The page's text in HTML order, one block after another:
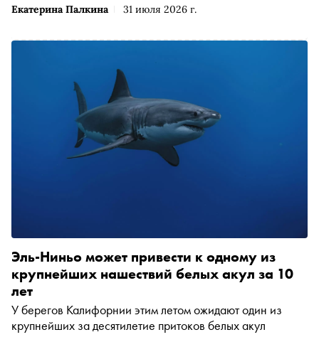
Екатерина Палкина 31 июля 2026 г.
Эль-Ниньо может привести к одному из
крупнейших нашествий белых акул за 10
лет
У берегов Калифорнии этим летом ожидают один из
крупнейших за десятилетие притоков белых акул